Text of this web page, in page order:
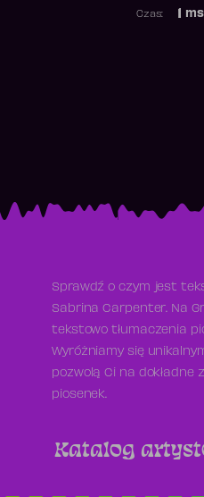
Czas:
Sprawdź o czym jest
Sabrina Carpenter. Na
tekstowo tłumaczenia
Wyróżniamy się
pozwolą Ci na dokładne
piosenek.
Katalog